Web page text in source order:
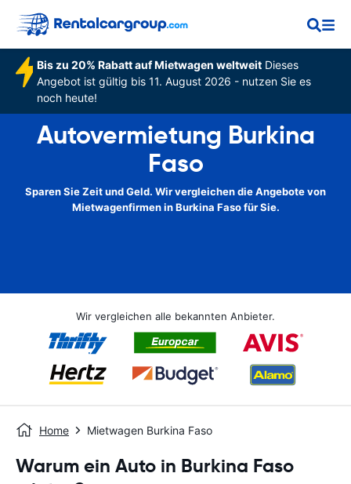
Bis zu 20% Rabatt auf Mietwagen weltweitDieses
Angebot ist gültig bis 11. August 2026 - nutzen Sie es
noch heute!
Autovermietung Burkina
Faso
Sparen Sie Zeit und Geld. Wir vergleichen die Angebote von
Mietwagenfirmen in Burkina Faso für Sie.
Wir vergleichen alle bekannten Anbieter.
Home Mietwagen Burkina Faso
Warum ein Auto in Burkina Faso